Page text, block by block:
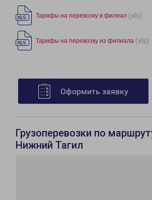
Тарифы на перевозку в филиал (xls)
Тарифы на перевозку из филиала (xls)
Оформить заявку
Грузоперевозки по
Нижний Тагил